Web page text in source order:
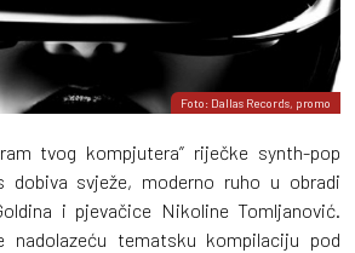
Foto: Dallas Records, promo
tvog kompjutera” riječke synth-pop
dobiva svježe, moderno ruho u obradi
i pjevačice Nikoline Tomljanović.
nadolazeću tematsku kompilaciju pod